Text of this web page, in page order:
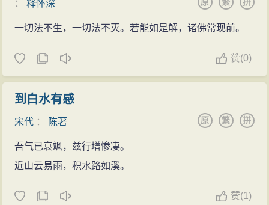
：释怀深
一切法不生，一切法不灭。若能如是解，诸佛常现前。
赞(0)
到白水有感
宋代 ： 陈著 拼
繁
原
吾气已衰飒，兹行增惨凄。
近山云易雨，积水路如溪。
赞(1)